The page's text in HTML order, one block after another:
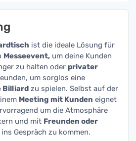
ist die ideale Lösung für
Messeevent, um deine Kunden
zu halten oder privater
um sorglos eine
Billiard zu spielen. Selbst auf der
Meeting mit Kunden eignet
um die Atmosphäre
und mit Freunden oder
ins Gespräch zu kommen.